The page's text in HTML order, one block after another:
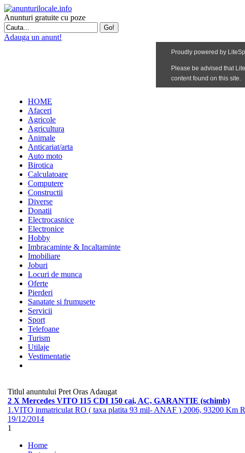
Anunturi gratuite cu poze
Adauga un anunt!
HOME
Afaceri
Agricole
Agricultura
Animale
Anticariat/arta
Auto moto
Birotica
Calculatoare
Computere
Constructii
Diverse
Donatii
Electrocasnice
Electronice
Hobby
Imbracaminte & Incaltaminte
Imobiliare
Joburi
Locuri de munca
Oferte
Pierderi
Sanatate si frumusete
Servicii
Sport
Telefoane
Turism
Utilaje
Vestimentatie
Titlul anuntului Pret Oras Adaugat
2 X Mercedes VITO 115 CDI 150 cai, AC, GARANTIE (schimb)
1.VITO inmatriculat RO ( taxa platita 93 mil- ANAF ) 2006, 93200
19/12/2014
1
Home